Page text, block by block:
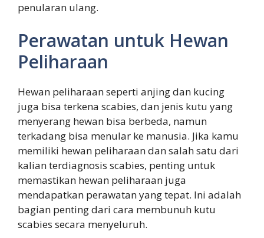
penularan ulang.
Perawatan untuk Hewan
Peliharaan
Hewan peliharaan seperti anjing dan kucing
juga bisa terkena scabies, dan jenis kutu yang
menyerang hewan bisa berbeda, namun
terkadang bisa menular ke manusia. Jika kamu
memiliki hewan peliharaan dan salah satu dari
kalian terdiagnosis scabies, penting untuk
memastikan hewan peliharaan juga
mendapatkan perawatan yang tepat. Ini adalah
bagian penting dari cara membunuh kutu
scabies secara menyeluruh.